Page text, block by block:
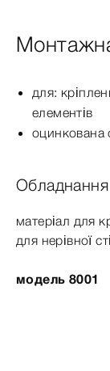
для:
елементів
оцинкована
Обладнання
матеріал для
для нерівної
модель 8001